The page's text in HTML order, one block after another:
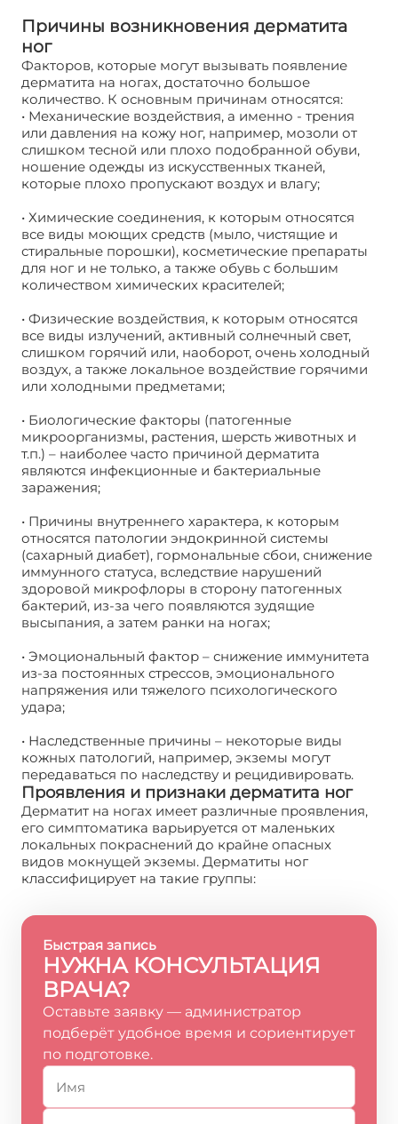
Причины возникновения дерматита
ног
Факторов, которые могут вызывать появление
дерматита на ногах, достаточно большое
количество. К основным причинам относятся:
• Механические воздействия, а именно - трения
или давления на кожу ног, например, мозоли от
слишком тесной или плохо подобранной обуви,
ношение одежды из искусственных тканей,
которые плохо пропускают воздух и влагу;
• Химические соединения, к которым относятся
все виды моющих средств (мыло, чистящие и
стиральные порошки), косметические препараты
для ног и не только, а также обувь с большим
количеством химических красителей;
• Физические воздействия, к которым относятся
все виды излучений, активный солнечный свет,
слишком горячий или, наоборот, очень холодный
воздух, а также локальное воздействие горячими
или холодными предметами;
• Биологические факторы (патогенные
микроорганизмы, растения, шерсть животных и
т.п.) – наиболее часто причиной дерматита
являются инфекционные и бактериальные
заражения;
• Причины внутреннего характера, к которым
относятся патологии эндокринной системы
(сахарный диабет), гормональные сбои, снижение
иммунного статуса, вследствие нарушений
здоровой микрофлоры в сторону патогенных
бактерий, из-за чего появляются зудящие
высыпания, а затем ранки на ногах;
• Эмоциональный фактор – снижение иммунитета
из-за постоянных стрессов, эмоционального
напряжения или тяжелого психологического
удара;
• Наследственные причины – некоторые виды
кожных патологий, например, экземы могут
передаваться по наследству и рецидивировать.
Проявления и признаки дерматита ног
Дерматит на ногах имеет различные проявления,
его симптоматика варьируется от маленьких
локальных покраснений до крайне опасных
видов мокнущей экземы. Дерматиты ног
классифицирует на такие группы:
Быстрая запись
НУЖНА КОНСУЛЬТАЦИЯ
ВРАЧА?
Оставьте заявку — администратор
подберёт удобное время и сориентирует
по подготовке.